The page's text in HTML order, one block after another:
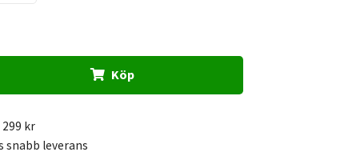
Köp
kr
snabb leverans